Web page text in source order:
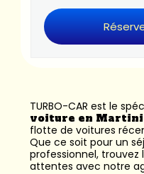
TURBO-CAR est le
voiture en
flotte de voitures
Que ce soit pour un
professionnel, trouvez
attentes avec notre